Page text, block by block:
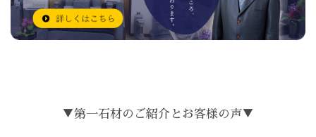
▼第一石材のご紹介とお客様の声▼